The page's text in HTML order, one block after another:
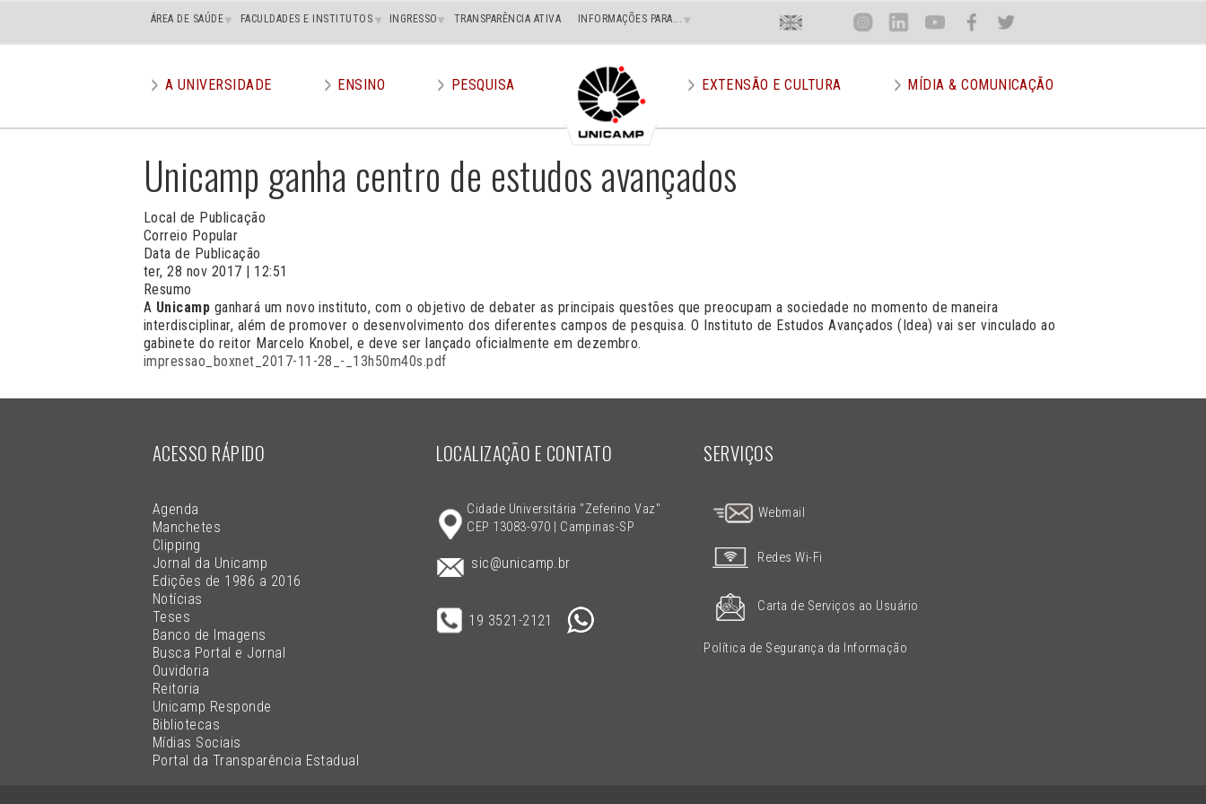
Main
superior
ÁREA DE SAÚDE FACULDADES E INSTITUTOS INGRESSO TRANSPARÊNCIA ATIVA INFORMAÇÕES PARA... Menu
Superior
Direito
En Inst Lin You Face Twit
menu
A UNIVERSIDADE ENSINO PESQUISA EXTENSÃO E CULTURA MÍDIA & COMUNICAÇÃO
Unicamp ganha centro de estudos avançados
Local de Publicação
Correio Popular
Data de Publicação
ter, 28 nov 2017 | 12:51
Resumo
A Unicamp ganhará um novo instituto, com o objetivo de debater as principais questões que preocupam a sociedade no momento de maneira
interdisciplinar, além de promover o desenvolvimento dos diferentes campos de pesquisa. O Instituto de Estudos Avançados (Idea) vai ser vinculado ao
gabinete do reitor Marcelo Knobel, e deve ser lançado oficialmente em dezembro.
impressao_boxnet_2017-11-28_-_13h50m40s.pdf
ACESSO RÁPIDO
Agenda
Manchetes
Clipping
Jornal da Unicamp
Edições de 1986 a 2016
Notícias
Teses
Banco de Imagens
Busca Portal e Jornal
Ouvidoria
Reitoria
Unicamp Responde
Bibliotecas
Mídias Sociais
Portal da Transparência Estadual
LOCALIZAÇÃO E CONTATO
Cidade Universitária "Zeferino Vaz"
CEP 13083-970 | Campinas-SP
sic@unicamp.br
19 3521-2121
SERVIÇOS
Webmail
Redes Wi-Fi
Carta de Serviços ao Usuário
Política de Segurança da Informação